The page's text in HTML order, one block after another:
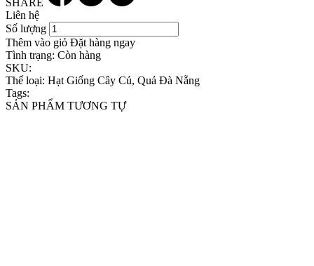
Liên hệ
Số lượng
Thêm vào giỏ Đặt hàng ngay
Tình trạng: Còn hàng
SKU:
Thể loại: Hạt Giống Cây Củ, Quả Đà Nẵng
Tags:
SẢN PHẨM TƯƠNG TỰ